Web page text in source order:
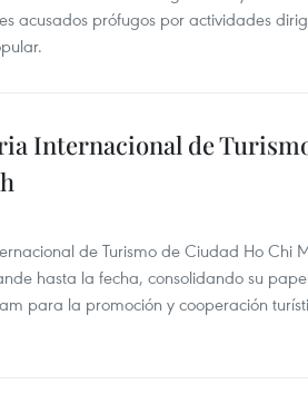
acusados prófugos por actividades
Internacional de
de Turismo de Ciudad Ho Chi
hasta la fecha, consolidando su
para la promoción y cooperación